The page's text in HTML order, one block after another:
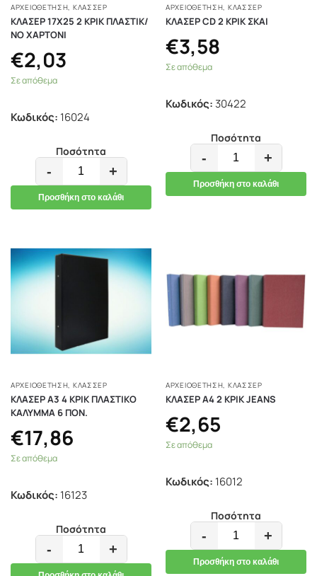
ΑΡΧΕΙΟΘΕΤΗΣΗ, ΚΛΑΣΣΈΡ
ΚΛΑΣΕΡ 17Χ25 2 ΚΡΙΚ ΠΛΑΣΤΙΚ/
ΝΟ ΧΑΡΤΟΝΙ
€2,03
Σε απόθεμα
Κωδικός: 16024
Ποσότητα
- +
Προσθήκη στο καλάθι
ΑΡΧΕΙΟΘΕΤΗΣΗ, ΚΛΑΣΣΈΡ
ΚΛΑΣΕΡ CD 2 ΚΡΙΚ ΣΚΑΙ
€3,58
Σε απόθεμα
Κωδικός: 30422
Ποσότητα
- +
Προσθήκη στο καλάθι
ΑΡΧΕΙΟΘΕΤΗΣΗ, ΚΛΑΣΣΈΡ
ΚΛΑΣΕΡ Α3 4 ΚΡΙΚ ΠΛΑΣΤΙΚΟ
ΚΑΛΥΜΜΑ 6 ΠΟΝ.
€17,86
Σε απόθεμα
Κωδικός: 16123
Ποσότητα
- +
ΑΡΧΕΙΟΘΕΤΗΣΗ, ΚΛΑΣΣΈΡ
ΚΛΑΣΕΡ Α4 2 ΚΡΙΚ JEANS
€2,65
Σε απόθεμα
Κωδικός: 16012
Ποσότητα
- +
Προσθήκη στο καλάθι